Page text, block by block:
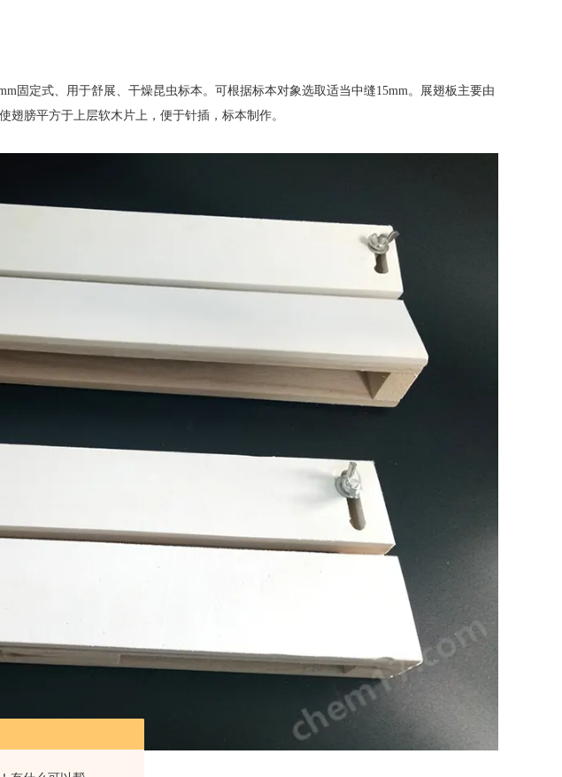
固定式、用于舒展、干燥昆虫标本。可根据标本对象选取适当中缝15mm。展翅板主要由
膀平方于上层软木片上，便于针插，标本制作。